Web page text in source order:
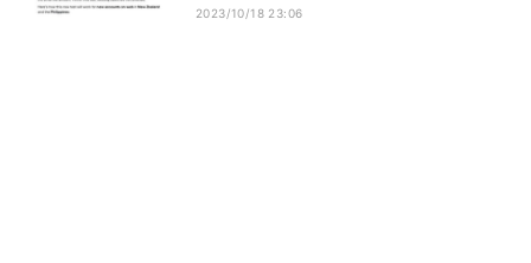
2023/10/18 23:06